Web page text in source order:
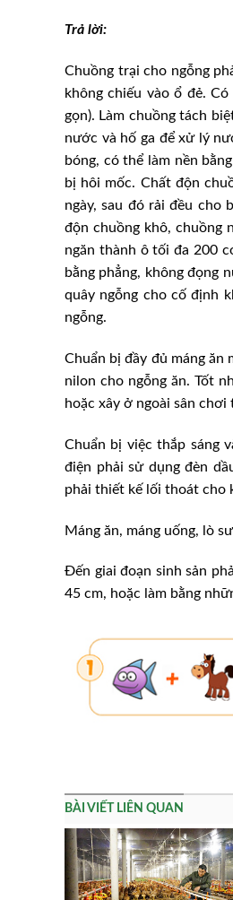
Trả lời:
Chuồng trại cho ngỗng
không chiếu vào ổ đẻ.
gọn). Làm chuồng tách
nước và hố ga để xử lý
bóng, có thể làm nền
bị hôi mốc. Chất độn
ngày, sau đó rải đều cho
độn chuồng khô, chuồng
ngăn thành ô tối đa 200
bằng phẳng, không đọng
quây ngỗng cho cố định
ngỗng.
Chuẩn bị đầy đủ máng ăn
nilon cho ngỗng ăn. Tốt
hoặc xây ở ngoài sân
Chuẩn bị việc thắp sáng
điện phải sử dụng đèn
phải thiết kế lối thoát cho
Máng ăn, máng uống, lò
Ðến giai đoạn sinh sản
45 cm, hoặc làm bằng
BÀI VIẾT LIÊN QUAN
sẵn sàng cung ứng
thị trường Tết
Bổ